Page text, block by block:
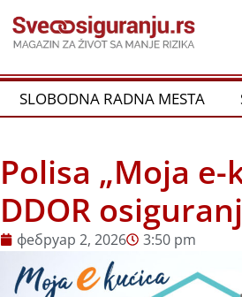
на
садржај
SLOBODNA RADNA MESTA
Polisa „Moja e-
DDOR
фебруар 2, 2026 3:50 pm